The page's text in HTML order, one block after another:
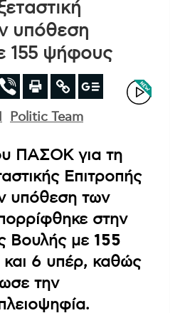
υπόθεση
155 ψήφους
Politic Team
ΠΑΣΟΚ για τη
Επιτροπής
υπόθεση των
στην
Βουλής με 155
και 6 υπέρ, καθώς
την